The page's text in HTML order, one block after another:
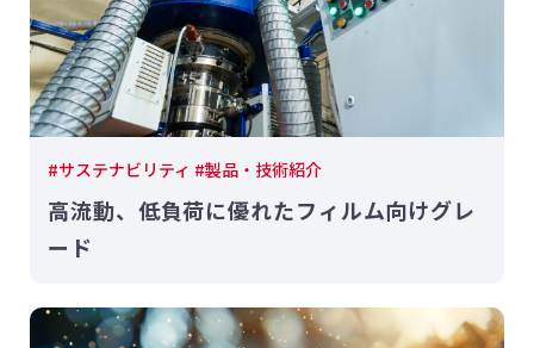
#サステナビリティ #製品・技術紹介
高流動、低負荷に優れたフィルム向けグレ
ード